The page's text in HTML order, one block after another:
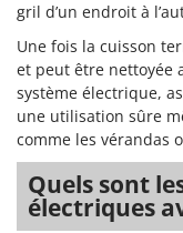
Nettoyeurs
Nettoyeurs
P
Peignes
Pelles rétros
Perches
Pétrins à
Fiskars
Flymo
Fontana Forni
Forest Master
Francini
gril d’un endroit à
Une fois la cuisson
et peut être nettoyée
système électrique,
une utilisation sûre
comme les vérandas
Quels sont
électriques